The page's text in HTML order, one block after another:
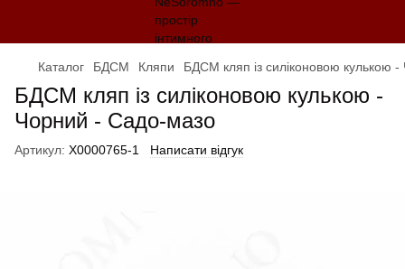
Каталог БДСМ Кляпи БДСМ кляп із силіконовою кулькою
БДСМ кляп із силіконовою кулькою -
Чорний - Садо-мазо
Артикул: X0000765-1 Написати відгук